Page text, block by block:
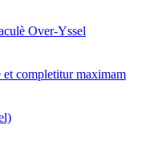
Over-Yssel
completitur maximam